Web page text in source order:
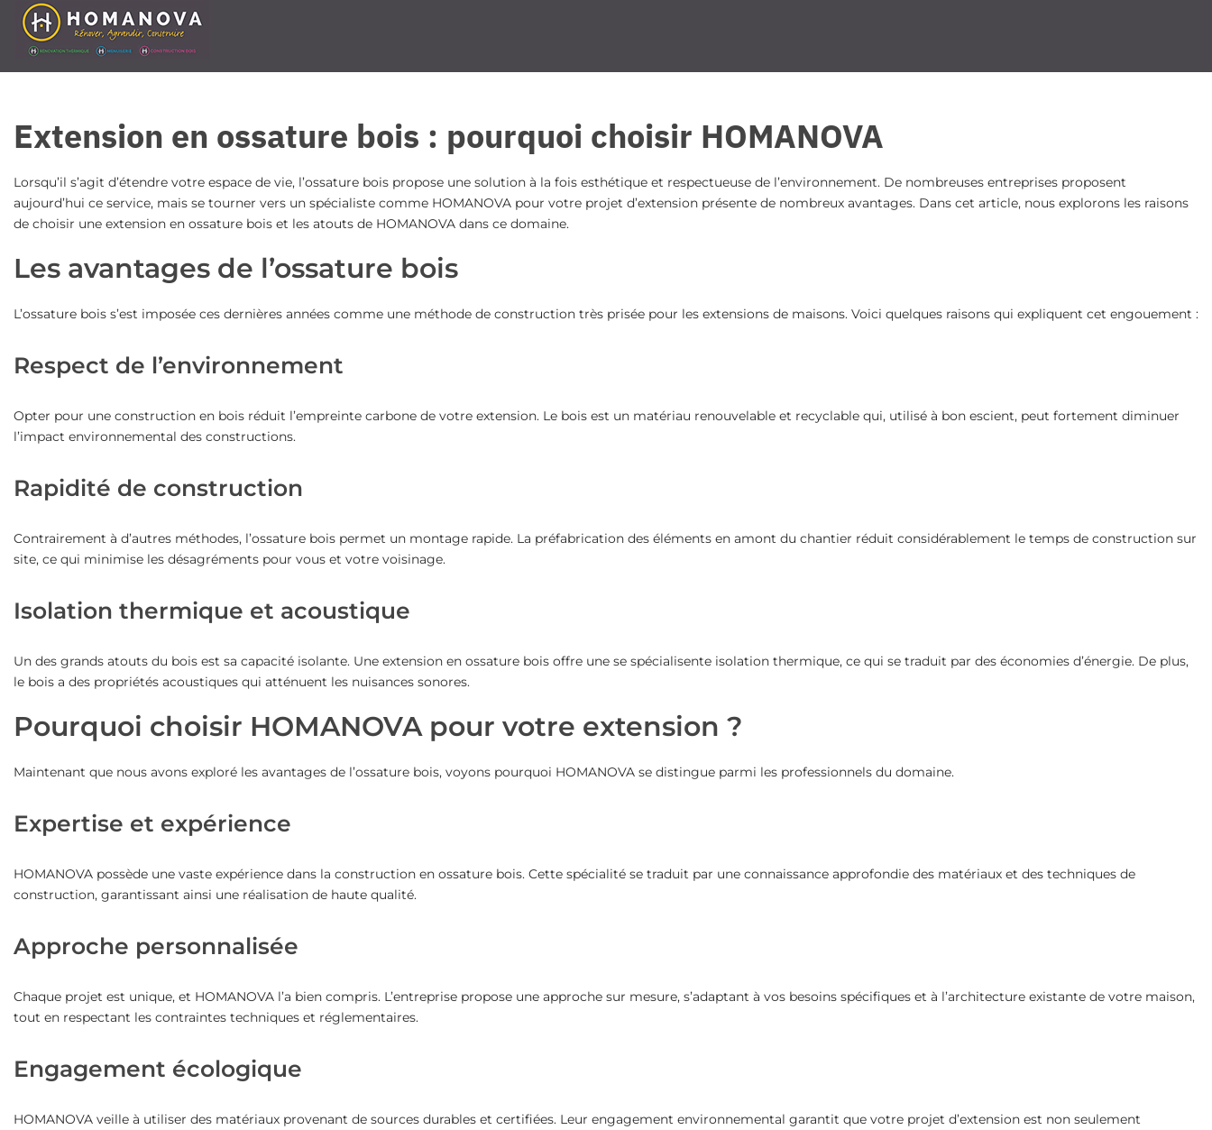
Passer
contenu
Extension en ossature bois : pourquoi choisir HOMANOVA
Lorsqu’il s’agit d’étendre votre espace de vie, l’ossature bois propose une solution à la fois esthétique et respectueuse de l’environnement. De nombreuses entreprises proposent
aujourd’hui ce service, mais se tourner vers un spécialiste comme HOMANOVA pour votre projet d’extension présente de nombreux avantages. Dans cet article, nous explorons les raisons
de choisir une extension en ossature bois et les atouts de HOMANOVA dans ce domaine.
Les avantages de l’ossature bois
L’ossature bois s’est imposée ces dernières années comme une méthode de construction très prisée pour les extensions de maisons. Voici quelques raisons qui expliquent cet engouement :
Respect de l’environnement
Opter pour une construction en bois réduit l’empreinte carbone de votre extension. Le bois est un matériau renouvelable et recyclable qui, utilisé à bon escient, peut fortement diminuer
l’impact environnemental des constructions.
Rapidité de construction
Contrairement à d’autres méthodes, l’ossature bois permet un montage rapide. La préfabrication des éléments en amont du chantier réduit considérablement le temps de construction sur
site, ce qui minimise les désagréments pour vous et votre voisinage.
Isolation thermique et acoustique
Un des grands atouts du bois est sa capacité isolante. Une extension en ossature bois offre une se spécialisente isolation thermique, ce qui se traduit par des économies d’énergie. De plus,
le bois a des propriétés acoustiques qui atténuent les nuisances sonores.
Pourquoi choisir HOMANOVA pour votre extension ?
Maintenant que nous avons exploré les avantages de l’ossature bois, voyons pourquoi HOMANOVA se distingue parmi les professionnels du domaine.
Expertise et expérience
HOMANOVA possède une vaste expérience dans la construction en ossature bois. Cette spécialité se traduit par une connaissance approfondie des matériaux et des techniques de
construction, garantissant ainsi une réalisation de haute qualité.
Approche personnalisée
Chaque projet est unique, et HOMANOVA l’a bien compris. L’entreprise propose une approche sur mesure, s’adaptant à vos besoins spécifiques et à l’architecture existante de votre maison,
tout en respectant les contraintes techniques et réglementaires.
Engagement écologique
HOMANOVA veille à utiliser des matériaux provenant de sources durables et certifiées. Leur engagement environnemental garantit que votre projet d’extension est non seulement